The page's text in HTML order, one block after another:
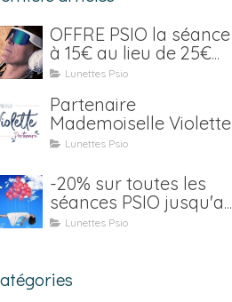
OFFRE PSIO la séance
à 15€ au lieu de 25€
jusqu'au 15 janvier 2021
Lunettes Psio
Partenaire
Mademoiselle Violette
Lunettes Psio
-20% sur toutes les
séances PSIO jusqu'au
31 juillet (location y
Lunettes Psio